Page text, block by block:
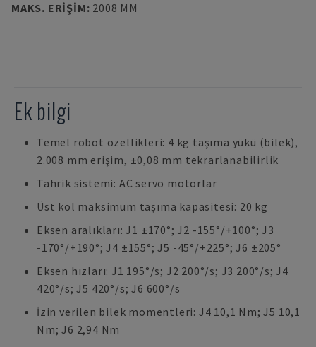
MAKS. ERIŞIM: 2008 MM
Ek bilgi
Temel robot özellikleri: 4 kg taşıma yükü (bilek),
2.008 mm erişim, ±0,08 mm tekrarlanabilirlik
Tahrik sistemi: AC servo motorlar
Üst kol maksimum taşıma kapasitesi: 20 kg
Eksen aralıkları: J1 ±170°; J2 -155°/+100°; J3
-170°/+190°; J4 ±155°; J5 -45°/+225°; J6 ±205°
Eksen hızları: J1 195°/s; J2 200°/s; J3 200°/s; J4
420°/s; J5 420°/s; J6 600°/s
İzin verilen bilek momentleri: J4 10,1 Nm; J5 10,1
Nm; J6 2,94 Nm